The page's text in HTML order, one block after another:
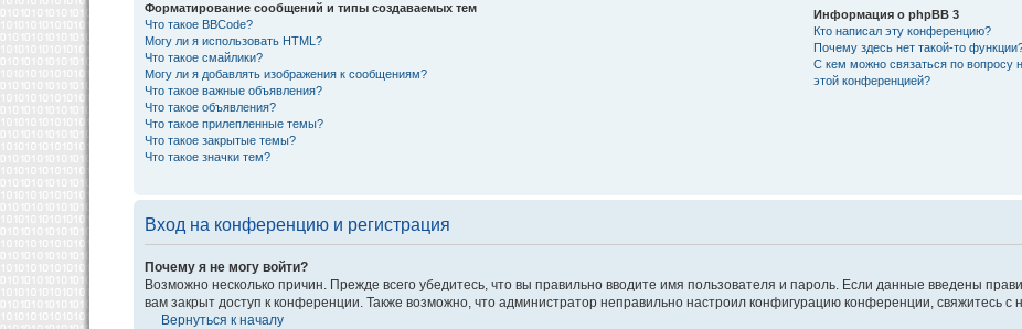
Форматирование сообщений и типы создаваемых тем
Что такое BBCode?
Могу ли я использовать HTML?
Что такое смайлики?
Могу ли я добавлять изображения к сообщениям?
Что такое важные объявления?
Что такое объявления?
Что такое прилепленные темы?
Что такое закрытые темы?
Что такое значки тем?
Информация о phpBB 3
Кто написал эту конференцию?
Почему здесь нет такой-то
С кем можно связаться по вопросу
этой конференцией?
Вход на конференцию и регистрация
Почему я не могу войти?
Возможно несколько причин. Прежде всего убедитесь, что вы правильно вводите имя пользователя и пароль. Если данные введены
вам закрыт доступ к конференции. Также возможно, что администратор неправильно настроил конфигурацию конференции, свяжитесь с
Вернуться к началу